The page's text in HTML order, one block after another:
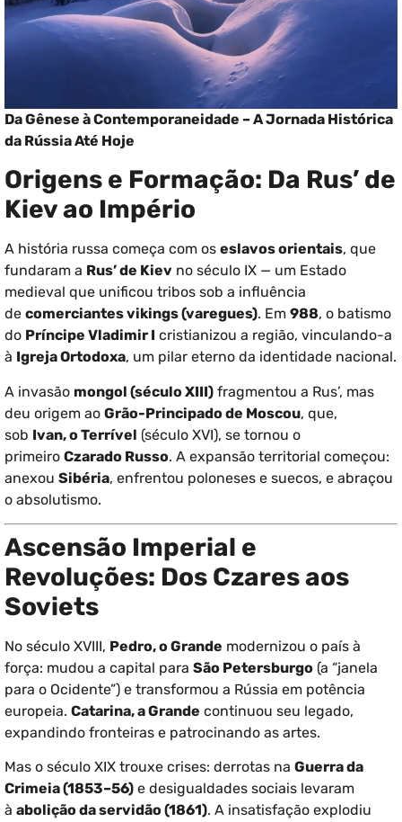
Da Gênese à Contemporaneidade – A Jornada Histórica
da Rússia Até Hoje
Origens e Formação: Da Rus’ de
Kiev ao Império
A história russa começa com os eslavos orientais, que
fundaram a Rus’ de Kiev no século IX — um Estado
medieval que unificou tribos sob a influência
de comerciantes vikings (varegues). Em 988, o batismo
do Príncipe Vladimir I cristianizou a região, vinculando-a
à Igreja Ortodoxa, um pilar eterno da identidade nacional.
A invasão mongol (século XIII) fragmentou a Rus’, mas
deu origem ao Grão-Principado de Moscou, que,
sob Ivan, o Terrível (século XVI), se tornou o
primeiro Czarado Russo. A expansão territorial começou:
anexou Sibéria, enfrentou poloneses e suecos, e abraçou
o absolutismo.
Ascensão Imperial e
Revoluções: Dos Czares aos
Soviets
No século XVIII, Pedro, o Grande modernizou o país à
força: mudou a capital para São Petersburgo (a “janela
para o Ocidente”) e transformou a Rússia em potência
europeia. Catarina, a Grande continuou seu legado,
expandindo fronteiras e patrocinando as artes.
Mas o século XIX trouxe crises: derrotas na Guerra da
Crimeia (1853–56) e desigualdades sociais levaram
à abolição da servidão (1861). A insatisfação explodiu